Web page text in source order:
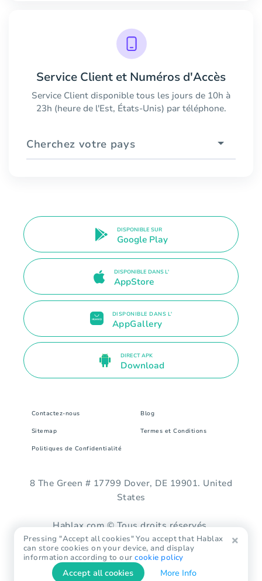
Service Client et Numéros d'Accès
Service Client disponible tous les jours de 10h à
23h (heure de l'Est, États-Unis) par téléphone.
Cherchez votre pays
DISPONIBLE SUR
Google Play
DISPONIBLE DANS L'
AppStore
DISPONIBLE DANS L'
AppGallery
DIRECT APK
Download
Contactez-nous Blog
Sitemap Termes et Conditions
Politiques de Confidentialité
8 The Green # 17799 Dover, DE 19901. United
States
Hablax.com © Tous droits réservés.
Pressing "Accept all cookies" You accept that Hablax
can store cookies on your device, and display
information according to ourcookie policy
Accept all cookies More Info